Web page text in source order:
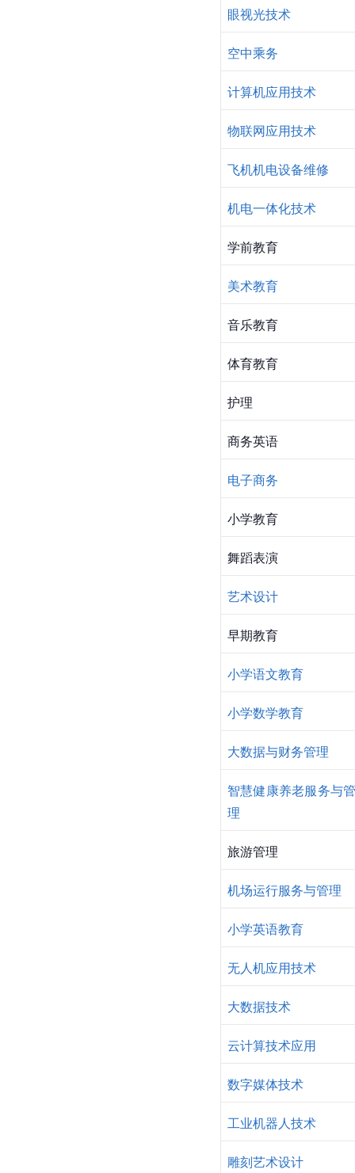
眼视光技术
空中乘务
计算机应用技术
物联网应用技术
飞机机电设备维修
机电一体化技术
学前教育
美术教育
音乐教育
体育教育
护理
商务英语
电子商务
小学教育
舞蹈表演
艺术设计
早期教育
小学语文教育
小学数学教育
大数据与财务管理
智慧健康养老服务与管
理
旅游管理
机场运行服务与管理
小学英语教育
无人机应用技术
大数据技术
云计算技术应用
数字媒体技术
工业机器人技术
雕刻艺术设计